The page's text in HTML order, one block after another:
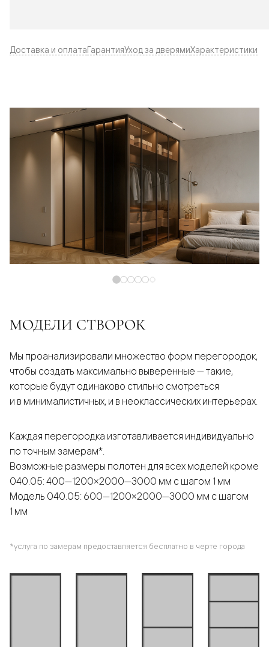
Доставка и оплатаГарантияУход за дверямиХарактеристики
МОДЕЛИ СТВОРОК
Мы проанализировали множество форм перегородок,
чтобы создать максимально выверенные — такие,
которые будут одинаково стильно смотреться
и в минималистичных, и в неоклассических интерьерах.
Каждая перегородка изготавливается индивидуально
по точным замерам*.
Возможные размеры полотен для всех моделей кроме
040.05: 400—1200×2000—3000 мм с шагом 1 мм
Модель 040.05: 600—1200×2000—3000 мм с шагом
1 мм
*услуга по замерам предоставляется бесплатно в черте города